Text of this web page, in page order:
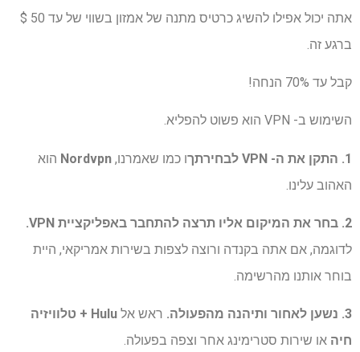
אתה יכול אפילו להשיג כרטיס מתנה של אמזון בשווי של עד 50 $
ברגע זה.
קבל עד 70% הנחה!
השימוש ב- VPN הוא פשוט להפליא.
1. התקן את ה- VPN לבחירתך ו כמו שאמרנו, Nordvpn הוא
האהוב עלינו.
2. בחר את המיקום אליו תרצה להתחבר באפליקציית VPN.
לדוגמה, אם אתה בקנדה ורוצה לצפות בשירות אמריקאי, היית
בוחר אותנו מהרשימה.
3. נשען לאחור ותיהנה מהפעולה. ראש אל
Hulu + טלוויזיה
חיה או שירות סטרימינג אחר וצפה בפעולה.